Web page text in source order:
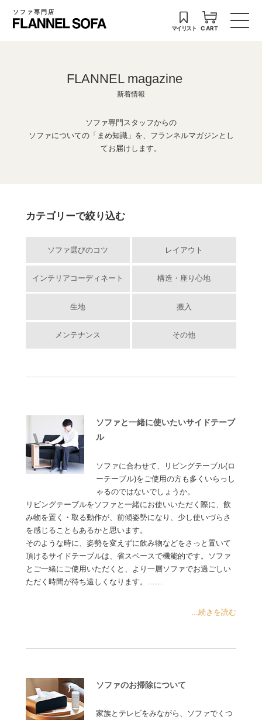
ソファ専門店
マイリスト CART
FLANNEL magazine
新着情報
ソファ専門スタッフからの
ソファについての「まめ知識」を、フランネルマガジンとし
てお届けします。
カテゴリーで絞り込む
ソファ選びのコツ レイアウト
インテリアコーディネート 構造・座り心地
生地 搬入
メンテナンス その他
ソファと一緒に使いたいサイドテーブ
ル
ソファに合わせて、リビングテーブル(ロ
ーテーブル)をご使用の方も多くいらっし
ゃるのではないでしょうか。
リビングテーブルをソファと一緒にお使いいただく際に、飲
み物を置く・取る動作が、前傾姿勢になり、少し使いづらさ
を感じることもあるかと思います。
そのような時に、姿勢を変えずに飲み物などをさっと置いて
頂けるサイドテーブルは、省スペースで機能的です。ソファ
とご一緒にご使用いただくと、より一層ソファでお過ごしい
ただく時間が待ち遠しくなります。……
...続きを読む
ソファのお掃除について
家族とテレビをみながら、ソファでくつ